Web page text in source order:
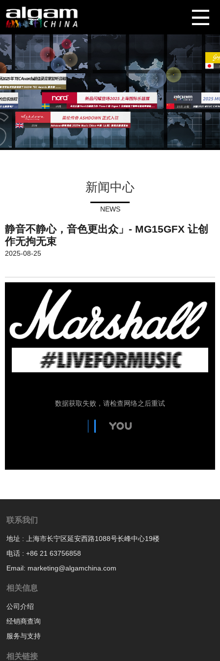
新闻中心
NEWS
静音不静心，音色更出众」- MG15GFX 让创
作无拘无束
2025-08-25
联系我们
地址 : 上海市长宁区延安西路1088号长峰中心19楼
电话 : +86 21 63756858
Email: marketing@algamchina.com
相关信息
公司介绍
经销商查询
服务与支持
相关链接